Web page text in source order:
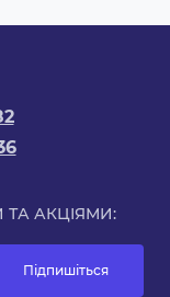
АКЦІЯМИ:
Підпишіться